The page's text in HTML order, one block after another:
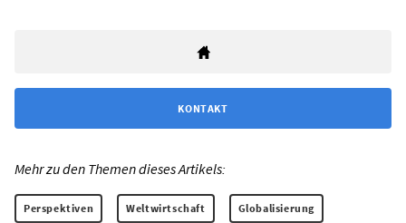
KONTAKT
Mehr zu den Themen dieses Artikels:
Perspektiven Weltwirtschaft Globalisierung